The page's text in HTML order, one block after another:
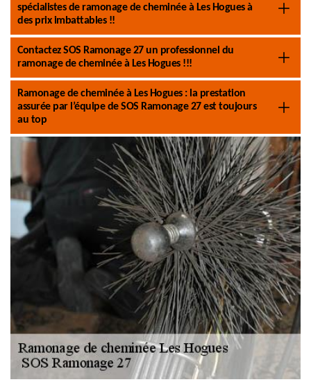
spécialistes de ramonage de cheminée à Les Hogues à
des prix imbattables !!
Contactez SOS Ramonage 27 un professionnel du
ramonage de cheminée à Les Hogues !!!
Ramonage de cheminée à Les Hogues : la prestation
assurée par l’équipe de SOS Ramonage 27 est toujours
au top